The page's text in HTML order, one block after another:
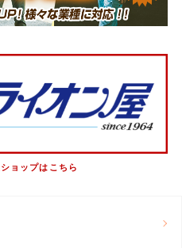
ョップはこちら